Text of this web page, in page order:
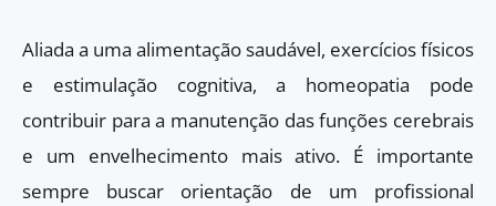
Aliada a uma alimentação saudável, exercícios físicos
e estimulação cognitiva, a homeopatia pode
contribuir para a manutenção das funções cerebrais
e um envelhecimento mais ativo. É importante
sempre buscar orientação de um profissional